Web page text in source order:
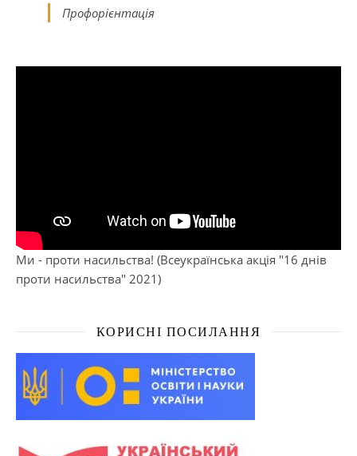
Профорієнтація
Ми - проти насильства! (Всеукраїнська акція "16 днів
проти насильства" 2021)
КОРИСНІ ПОСИЛАННЯ